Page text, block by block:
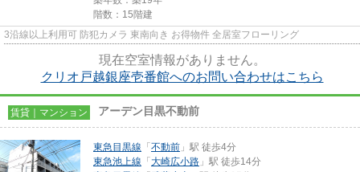
階数：15階建
3沿線以上利用可 防犯カメラ 東南向き お得物件 全居室フローリング
現在空室情報がありません。
クリオ戸越銀座壱番館へのお問い合わせはこちら
賃貸｜マンション アーデン目黒不動前
東急目黒線 「 不動前 」駅 徒歩4分
東急池上線 「 大崎広小路 」駅 徒歩14分